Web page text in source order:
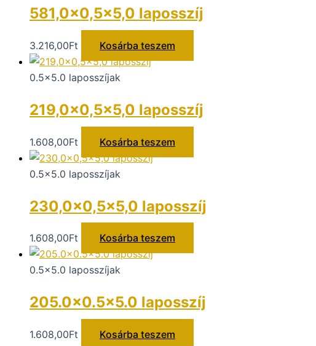
581,0×0,5×5,0 laposszíj
3.216,00Ft Kosárba teszem
0.5x5.0 laposszíjak
219,0×0,5×5,0 laposszíj
1.608,00Ft Kosárba teszem
0.5x5.0 laposszíjak
230,0×0,5×5,0 laposszíj
1.608,00Ft Kosárba teszem
0.5x5.0 laposszíjak
205.0×0.5×5.0 laposszíj
1.608,00Ft Kosárba teszem